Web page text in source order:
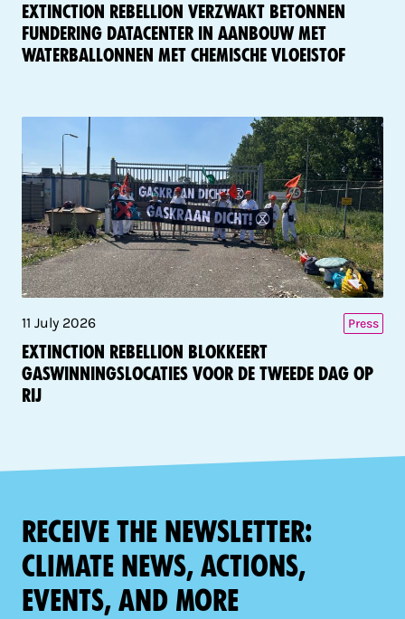
Extinction Rebellion verzwakt betonnen
fundering datacenter in aanbouw met
waterballonnen met chemische vloeistof
11 July 2026 Press
Extinction Rebellion blokkeert
gaswinningslocaties voor de tweede dag op
rij
Receive the newsletter:
climate news, actions,
events, and more